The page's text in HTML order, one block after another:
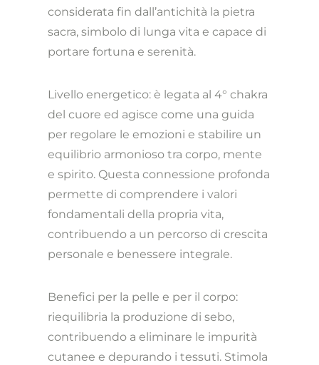
considerata fin dall’antichità la pietra
sacra, simbolo di lunga vita e capace di
portare fortuna e serenità.
Livello energetico: è legata al 4° chakra
del cuore ed agisce come una guida
per regolare le emozioni e stabilire un
equilibrio armonioso tra corpo, mente
e spirito. Questa connessione profonda
permette di comprendere i valori
fondamentali della propria vita,
contribuendo a un percorso di crescita
personale e benessere integrale.
Benefici per la pelle e per il corpo:
riequilibria la produzione di sebo,
contribuendo a eliminare le impurità
cutanee e depurando i tessuti. Stimola